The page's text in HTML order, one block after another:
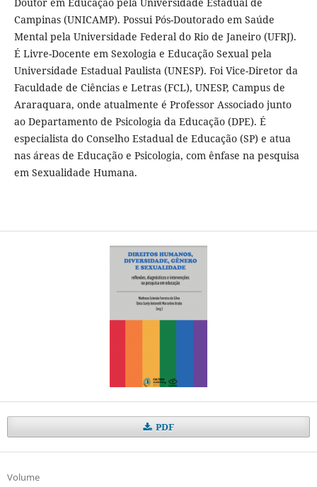
Campinas (UNICAMP). Possui Pós-Doutorado em Saúde
Mental pela Universidade Federal do Rio de Janeiro (UFRJ).
É Livre-Docente em Sexologia e Educação Sexual pela
Universidade Estadual Paulista (UNESP). Foi Vice-Diretor da
Faculdade de Ciências e Letras (FCL), UNESP, Campus de
Araraquara, onde atualmente é Professor Associado junto
ao Departamento de Psicologia da Educação (DPE). É
especialista do Conselho Estadual de Educação (SP) e atua
nas áreas de Educação e Psicologia, com ênfase na pesquisa
em Sexualidade Humana.
PDF
Volume